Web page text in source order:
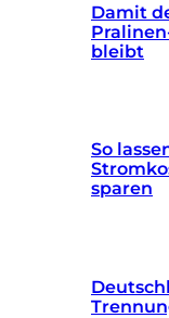
Damit
bleibt
So
sparen